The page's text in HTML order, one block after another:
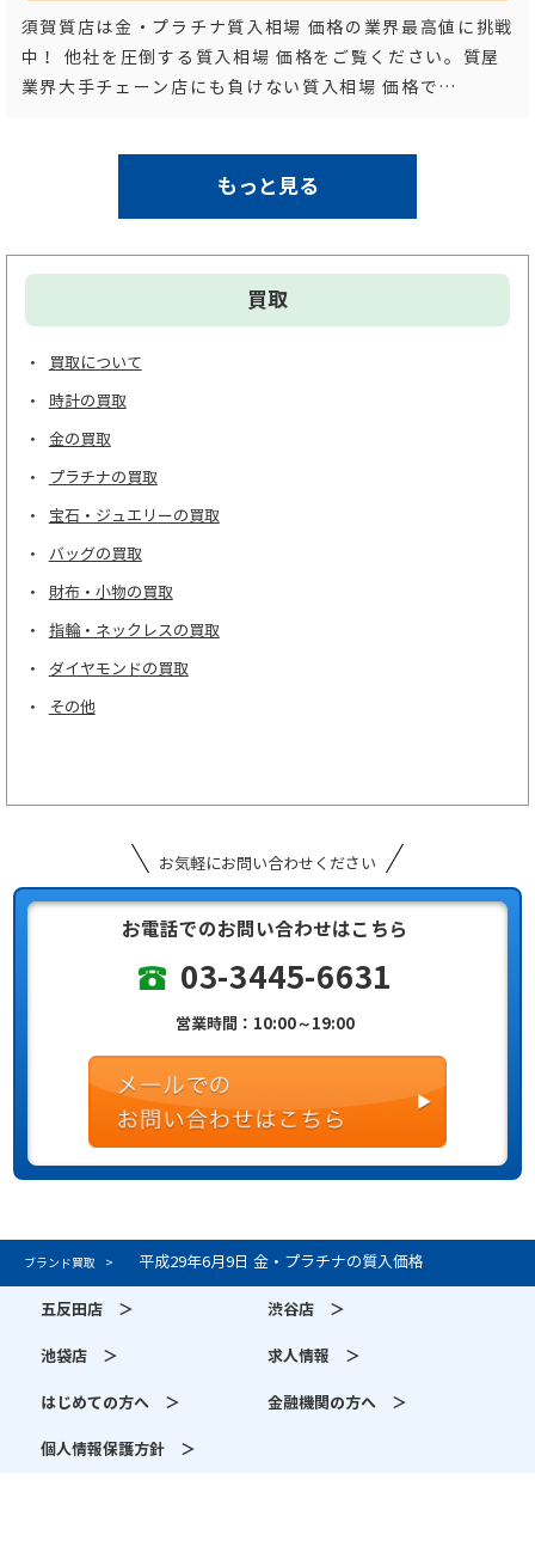
須賀質店は金・プラチナ質入相場 価格の業界最高値に挑戦
中！ 他社を圧倒する質入相場 価格をご覧ください。質屋
業界大手チェーン店にも負けない質入相場 価格で
もっと見る
買取
買取について
時計の買取
金の買取
プラチナの買取
宝石・ジュエリーの買取
バッグの買取
財布・小物の買取
指輪・ネックレスの買取
ダイヤモンドの買取
その他
お気軽にお問い合わせください
お電話でのお問い合わせはこちら
03-3445-6631
営業時間：10:00～19:00
ブランド買取 平成29年6月9日 金・プラチナの質入価格
五反田店 ＞ 渋谷店 ＞
池袋店 ＞ 求人情報 ＞
はじめての方へ ＞ 金融機関の方へ ＞
個人情報保護方針 ＞